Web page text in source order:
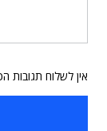
אין לשלוח תגובות